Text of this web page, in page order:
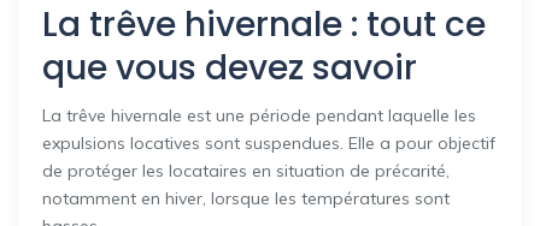
La trêve hivernale : tout ce
que vous devez savoir
La trêve hivernale est une période pendant laquelle les
expulsions locatives sont suspendues. Elle a pour objectif
de protéger les locataires en situation de précarité,
notamment en hiver, lorsque les températures sont